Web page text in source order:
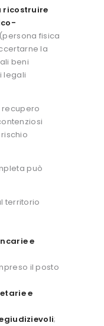
ricostruire
(persona fisica
la
beni
legali
recupero
può
territorio
e
il posto
e
;